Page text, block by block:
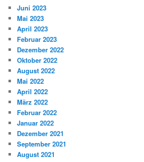
Juni 2023
Mai 2023
April 2023
Februar 2023
Dezember 2022
Oktober 2022
August 2022
Mai 2022
April 2022
März 2022
Februar 2022
Januar 2022
Dezember 2021
September 2021
August 2021